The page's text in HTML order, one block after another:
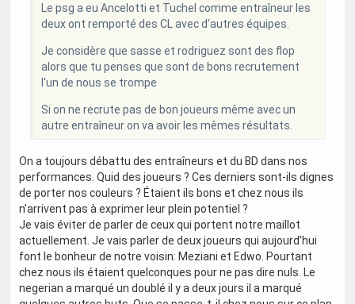
Le psg a eu Ancelotti et Tuchel comme entraîneur les
deux ont remporté des CL avec d'autres équipes.
Je considère que sasse et rodriguez sont des flop
alors que tu penses que sont de bons recrutement
l'un de nous se trompe
Si on ne recrute pas de bon joueurs même avec un
autre entraîneur on va avoir les mêmes résultats.
On a toujours débattu des entraîneurs et du BD dans nos
performances. Quid des joueurs ? Ces derniers sont-ils dignes
de porter nos couleurs ? Étaient ils bons et chez nous ils
n’arrivent pas à exprimer leur plein potentiel ?
Je vais éviter de parler de ceux qui portent notre maillot
actuellement. Je vais parler de deux joueurs qui aujourd’hui
font le bonheur de notre voisin: Meziani et Edwo. Pourtant
chez nous ils étaient quelconques pour ne pas dire nuls. Le
negerian a marqué un doublé il y a deux jours il a marqué